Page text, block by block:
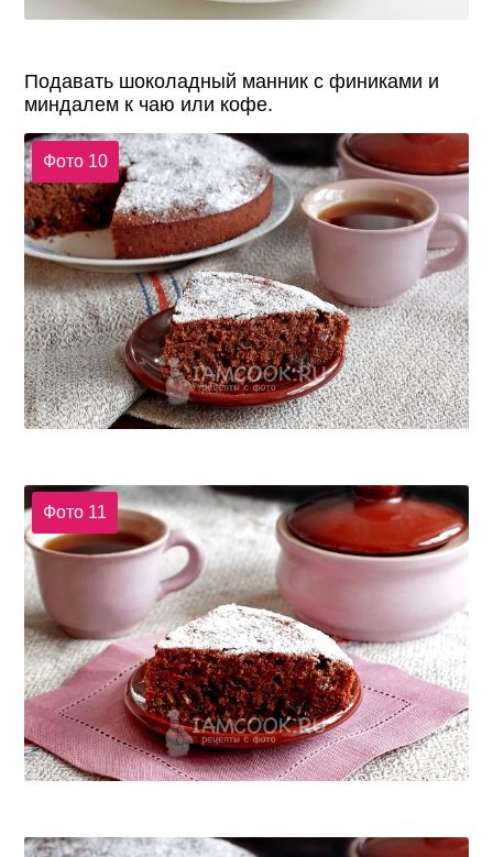
Подавать шоколадный манник с финиками и
миндалем к чаю или кофе.
Фото 10
Фото 11